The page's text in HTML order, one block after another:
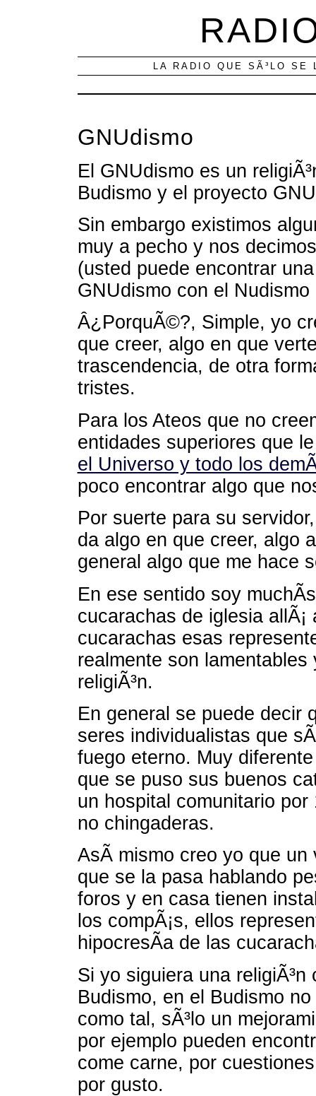
LA RADIO QUE SÃ³LO
GNUdismo
El GNUdismo es un
Budismo y el proyecto
Sin embargo existimos
muy a pecho y nos
(usted puede encontrar
GNUdismo con el
Â¿PorquÃ©?, Simple, yo
que creer, algo en que
trascendencia, de otra
tristes.
Para los Ateos que no
entidades superiores que
el Universo y todo los
poco encontrar algo que
Por suerte para su
da algo en que creer, algo
general algo que me hace
En ese sentido soy
cucarachas de iglesia
cucarachas esas
realmente son
religiÃ³n.
En general se puede decir
seres individualistas que
fuego eterno. Muy
que se puso sus buenos
un hospital comunitario
no chingaderas.
AsÃ­ mismo creo yo que
que se la pasa hablando
foros y en casa tienen
los compÃ¡s, ellos
hipocresÃ­a de las
Si yo siguiera una
Budismo, en el Budismo
como tal, sÃ³lo un
por ejemplo pueden
come carne, por
por gusto.